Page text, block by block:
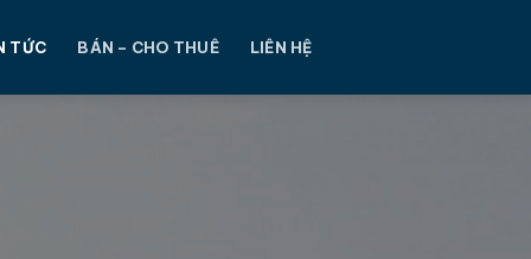
TỨC BÁN – CHO THUÊ LIÊN HỆ